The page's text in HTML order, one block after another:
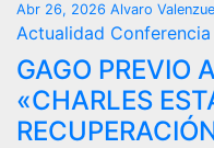
Abr 26, 2026 Alvaro
Actualidad
GAGO PREVIO
«CHARLES